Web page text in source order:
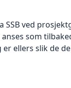
ved
som
ellers slik de